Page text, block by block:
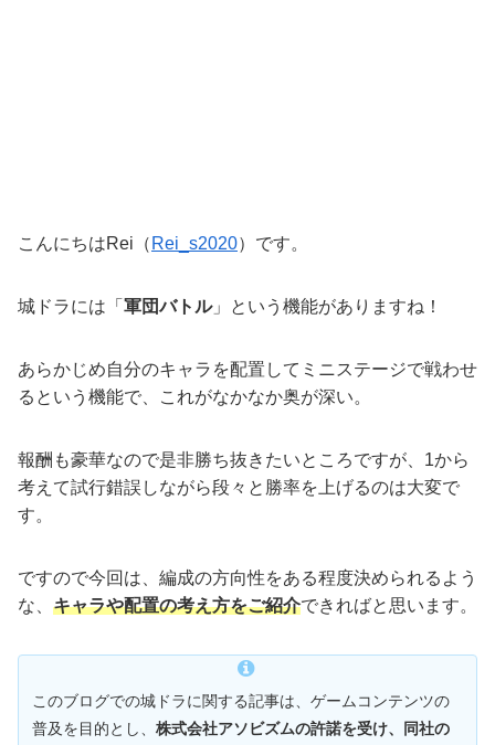
こんにちはRei（ Rei_s2020）です。
城ドラには「 軍団バトル」という機能がありますね！
あらかじめ自分のキャラを配置してミニステージで戦わせ
るという機能で、これがなかなか奥が深い。
報酬も豪華なので是非勝ち抜きたいところですが、1から
考えて試行錯誤しながら段々と勝率を上げるのは大変で
す。
ですので今回は、編成の方向性をある程度決められるよう
な、 キャラや配置の考え方をご紹介できればと思います。
このブログでの城ドラに関する記事は、ゲームコンテンツの
普及を目的とし、 株式会社アソビズムの許諾を受け、同社の